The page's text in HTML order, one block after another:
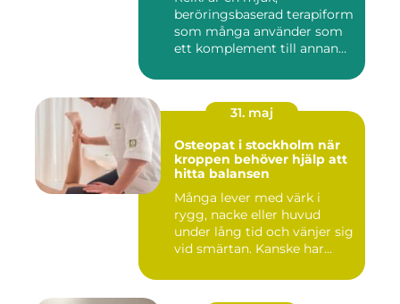
beröringsbaserad terapiform
som många använder som
ett komplement till annan
31. maj
Osteopat i stockholm när
kroppen behöver hjälp att
hitta balansen
Många lever med värk i
rygg, nacke eller huvud
under lång tid och vänjer sig
vid smärtan. Kanske har...